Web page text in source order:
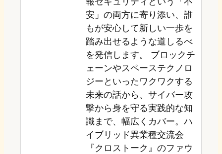
安」の両方に寄り添い、誰
もが安心して新しい一歩を
踏み出せるような道しるべ
を発信します。 ブロックチ
ェーンやスペーステクノロ
ジーといったワクワクする
未来の話から、サイバー攻
撃から身を守る実践的な知
識まで、幅広くカバー。ハ
イブリッド異業種交流会
『クロストーク』のファウ